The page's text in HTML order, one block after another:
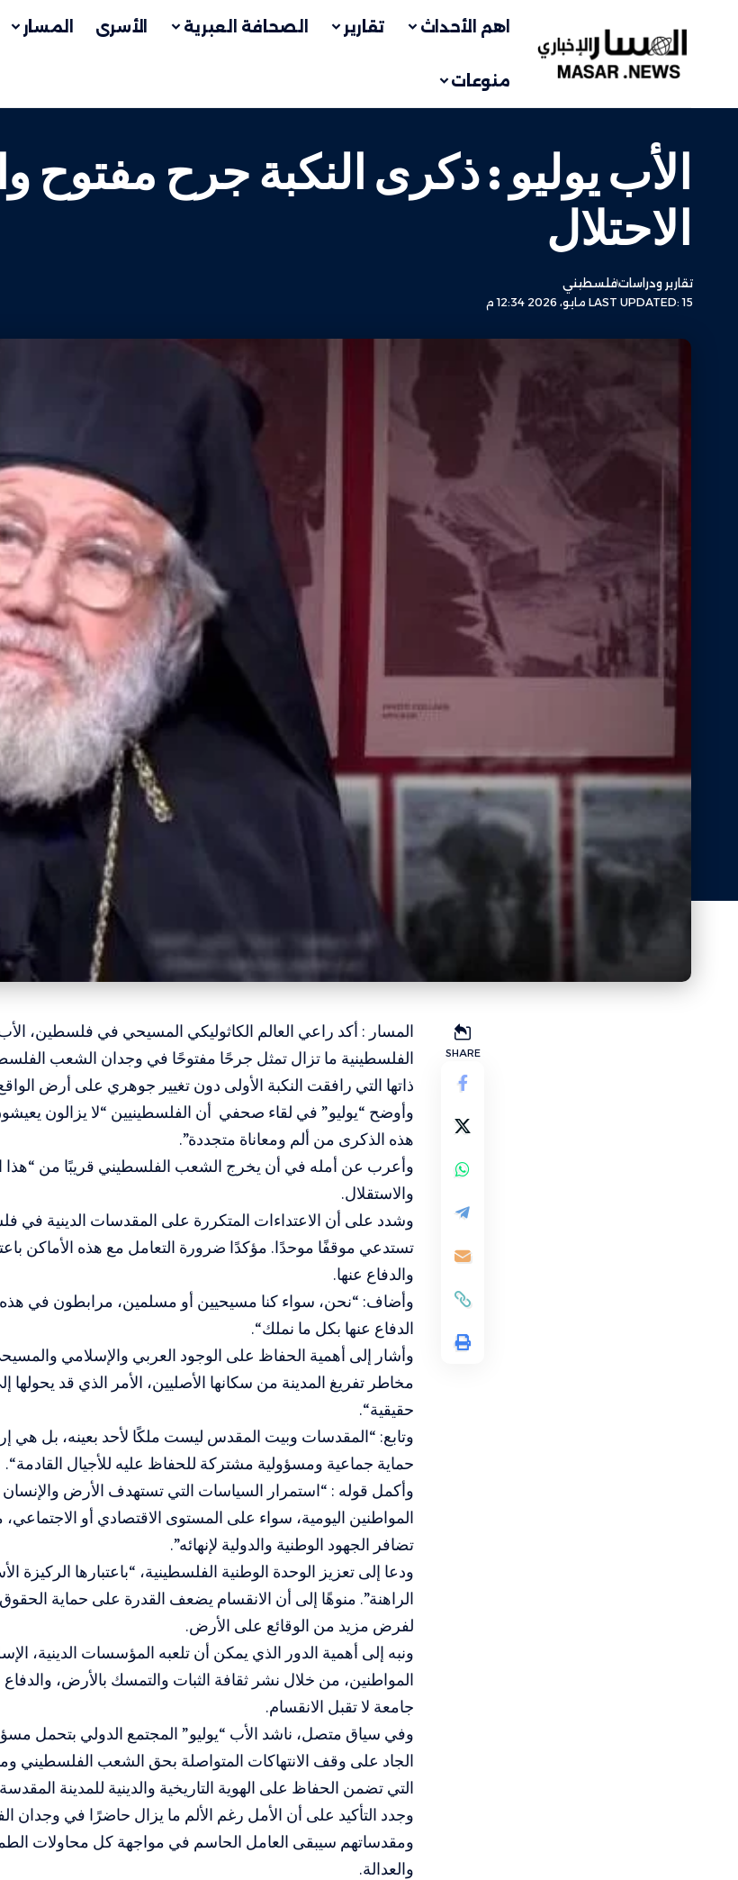
اهم الأحداث تقارير الصحافة العبرية الأسرى المسار
منوعات
الأب يوليو : ذكرى النكبة جرح مفتوح
الاحتلال
LAST UPDATED: 15 مايو، 2026 12:34 م
تقارير ودراساتفلسطيني
SHARE
المسار : أكد راعي العالم الكاثوليكي المسيحي في فلسطين، الأب
الفلسطينية ما تزال تمثل جرحًا مفتوحًا في وجدان الشعب
ذاتها التي رافقت النكبة الأولى دون تغيير جوهري على أرض
وأوضح “يوليو” في لقاء صحفي أن الفلسطينيين “لا يزالون
هذه الذكرى من ألم ومعاناة متجددة”.
وأعرب عن أمله في أن يخرج الشعب الفلسطيني قريبًا من “هذا
والاستقلال.
وشدد على أن الاعتداءات المتكررة على المقدسات الدينية في
تستدعي موقفًا موحدًا. مؤكدًا ضرورة التعامل مع هذه الأماكن
والدفاع عنها.
وأضاف: “نحن، سواء كنا مسيحيين أو مسلمين، مرابطون في
الدفاع عنها بكل ما نملك“
.
وأشار إلى أهمية الحفاظ على الوجود العربي والإسلامي
مخاطر تفريغ المدينة من سكانها الأصليين، الأمر الذي قد
حقيقية“
.
وتابع: “المقدسات وبيت المقدس ليست ملكًا لأحد بعينه، بل هي
حماية جماعية ومسؤولية مشتركة للحفاظ عليه للأجيال القادمة“
.
وأكمل قوله : “استمرار السياسات التي تستهدف الأرض
المواطنين اليومية، سواء على المستوى الاقتصادي أو
تضافر الجهود الوطنية والدولية لإنهائه”.
ودعا إلى تعزيز الوحدة الوطنية الفلسطينية، “باعتبارها الركيزة
الراهنة”. منوهًا إلى أن الانقسام يضعف القدرة على حماية
لفرض مزيد من الوقائع على الأرض.
ونبه إلى أهمية الدور الذي يمكن أن تلعبه المؤسسات الدينية،
المواطنين، من خلال نشر ثقافة الثبات والتمسك بالأرض،
جامعة لا تقبل الانقسام.
وفي سياق متصل، ناشد الأب “يوليو” المجتمع الدولي بتحمل
الجاد على وقف الانتهاكات المتواصلة بحق الشعب الفلسطيني
التي تضمن الحفاظ على الهوية التاريخية والدينية للمدينة المقدسة
وجدد التأكيد على أن الأمل رغم الألم ما يزال حاضرًا في وجدان
ومقدساتهم سيبقى العامل الحاسم في مواجهة كل محاولات
والعدالة.